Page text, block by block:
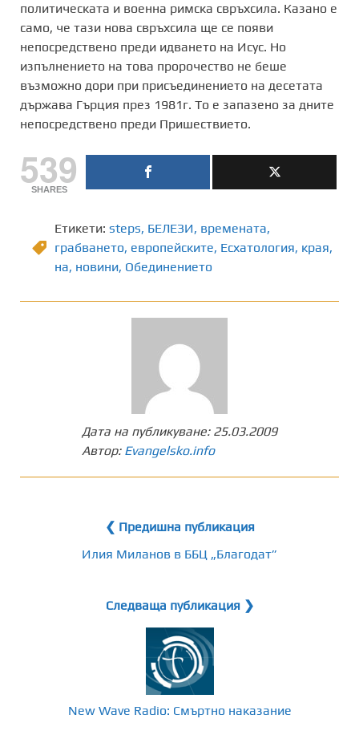
политическата и военна римска свръхсила. Казано е
само, че тази нова свръхсила ще се появи
непосредствено преди идването на Исус. Но
изпълнението на това пророчество не беше
възможно дори при присъединението на десетата
държава Гърция през 1981г. То е запазено за дните
непосредствено преди Пришествието.
539
SHARES
Етикети: steps, БЕЛЕЗИ, времената,
грабването, европейските, Есхатология, края,
на, новини, Обединението
Дата на публикуване: 25.03.2009
Автор: Evangelsko.info
❮ Предишна публикация
Илия Миланов в ББЦ „Благодат”
Следваща публикация ❯
New Wave Radio: Смъртно наказание